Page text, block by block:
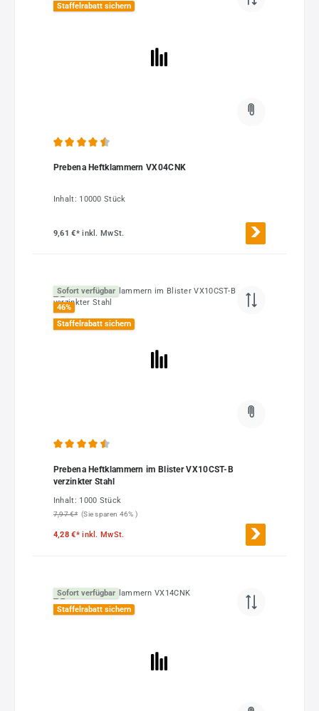
Staffelrabatt sichern
Prebena Heftklammern VX04CNK
Inhalt: 10000 Stück
9,61 €*inkl. MwSt.
Sofort verfügbar
46%
Staffelrabatt sichern
Prebena Heftklammern im Blister VX10CST-B
verzinkter Stahl
Inhalt: 1000 Stück
7,97 €* (Sie sparen 46% )
4,28 €*inkl. MwSt.
Sofort verfügbar
Staffelrabatt sichern